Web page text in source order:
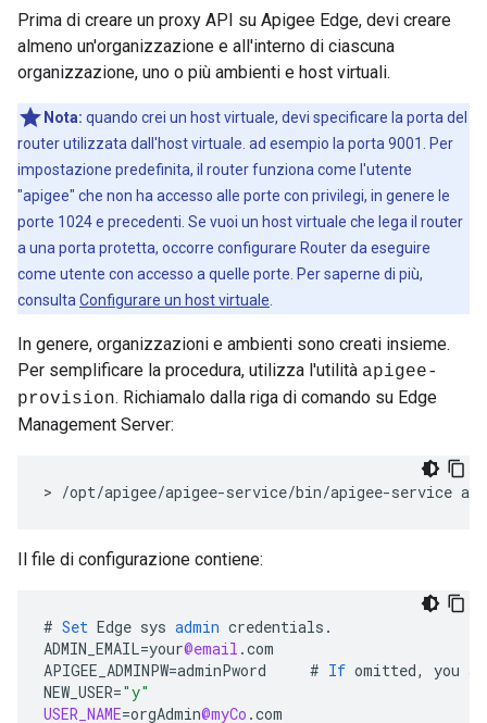
Prima di creare un proxy API su Apigee Edge, devi creare
almeno un'organizzazione e all'interno di ciascuna
organizzazione, uno o più ambienti e host virtuali.
Nota: quando crei un host virtuale, devi specificare la porta del
router utilizzata dall'host virtuale. ad esempio la porta 9001. Per
impostazione predefinita, il router funziona come l'utente
"apigee" che non ha accesso alle porte con privilegi, in genere le
porte 1024 e precedenti. Se vuoi un host virtuale che lega il router
a una porta protetta, occorre configurare Router da eseguire
come utente con accesso a quelle porte. Per saperne di più,
consulta Configurare un host virtuale
In genere, organizzazioni e ambienti sono creati insieme.
Per semplificare la procedura, utilizza l'utilità apigee-
provision. Richiamalo dalla riga di comando su Edge
Management Server:
> /opt/apigee/apigee-service/bin/apigee-service
Il file di configurazione contiene:
# Set Edge sys admin credentials .
ADMIN_EMAIL=your@email .com
APIGEE_ADMINPW=adminPword # If omitted, you
NEW_USER="y"
USER_NAME=orgAdmin@myCo .com